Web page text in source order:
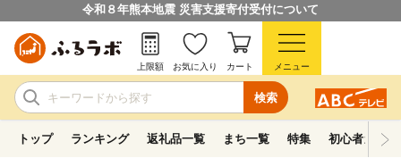
令和８年熊本地震 災害支援寄付受付について
検索
上限額 お気に入り カート メニュー
トップ ランキング 返礼品一覧 まち一覧 特集 初心者ガイド